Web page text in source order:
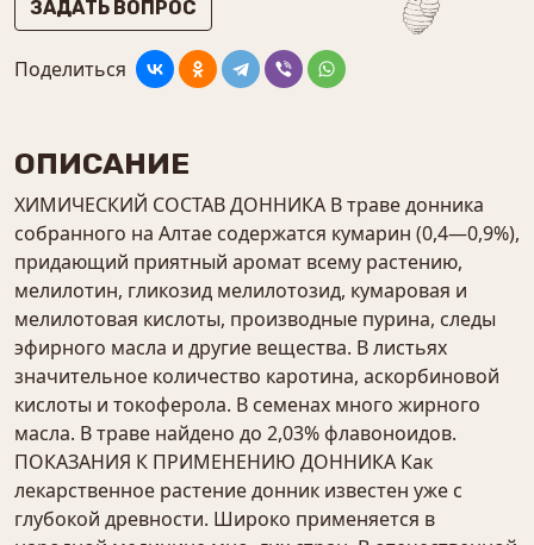
ЗАДАТЬ ВОПРОС
Поделиться
ОПИСАНИЕ
ХИМИЧЕСКИЙ СОСТАВ ДОННИКА В траве донника
собранного на Алтае содержатся кумарин (0,4—0,9%),
придающий приятный аромат всему растению,
мелилотин, гликозид мелилотозид, кумаровая и
мелилотовая кислоты, производные пурина, следы
эфирного масла и другие вещества. В листьях
значительное количество каротина, аскорбиновой
кислоты и токоферола. В семенах много жирного
масла. В траве найдено до 2,03% флавоноидов.
ПОКАЗАНИЯ К ПРИМЕНЕНИЮ ДОННИКА Как
лекарственное растение донник известен уже с
глубокой древности. Широко применяется в